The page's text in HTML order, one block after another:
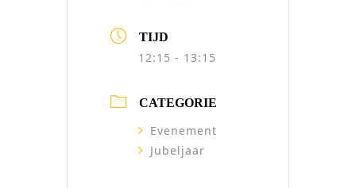
TIJD
12:15 - 13:15
CATEGORIE
Evenement
Jubeljaar